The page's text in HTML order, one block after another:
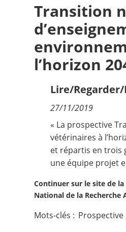
Accueil
Tous les articles
Qui sommes nous ?
Nous suivre
Transition
l’horizon
Lire/
27/11/2019
« La prospective
vétérinaires à
et répartis en trois
une équipe projet
Continuer sur le site de la
National de la Recherche
Mots-clés : Prospective